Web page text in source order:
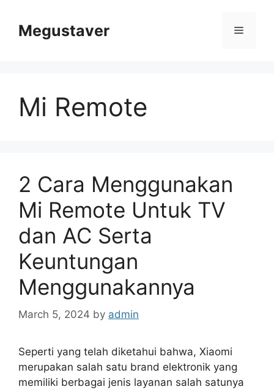
contentMegustaver Menu
Mi Remote
2 Cara Menggunakan
Mi Remote Untuk TV
dan AC Serta
Keuntungan
Menggunakannya
March 5, 2024 by admin
Seperti yang telah diketahui bahwa, Xiaomi
merupakan salah satu brand elektronik yang
memiliki berbagai jenis layanan salah satunya